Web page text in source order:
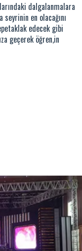
dalgalanmalara
en olacağını
edecek gibi
geçerek öğren,in